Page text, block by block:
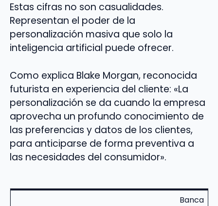
Estas cifras no son casualidades.
Representan el poder de la
personalización masiva que solo la
inteligencia artificial puede ofrecer.
Como explica Blake Morgan, reconocida
futurista en experiencia del cliente: «La
personalización se da cuando la empresa
aprovecha un profundo conocimiento de
las preferencias y datos de los clientes,
para anticiparse de forma preventiva a
las necesidades del consumidor».
Banca